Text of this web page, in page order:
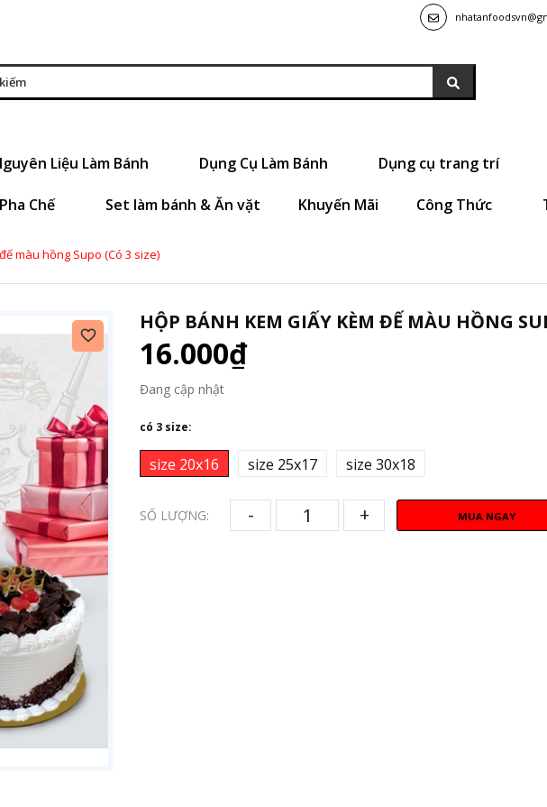
Liệu Làm Bánh Dụng Cụ Làm Bánh Dụng cụ trang trí
Chế Set làm bánh & Ăn vặt Khuyến Mãi Công Thức
màu hồng Supo (Có 3 size)
HỘP BÁNH KEM GIẤY KÈM ĐẾ MÀU HỒNG
16.000₫
Đang cập nhật
có 3 size:
size 20x16 size 25x17 size 30x18
SỐ LƯỢNG: - + MUA NGAY